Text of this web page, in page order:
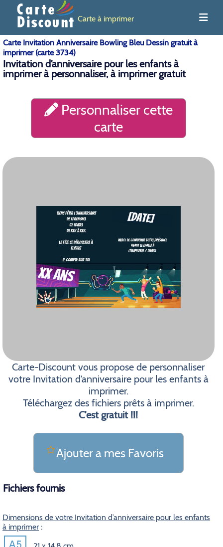
Carte à imprimer
Carte Invitation Anniversaire Bowling Bleu Dessin gratuit à
imprimer (carte 3734)
Invitation d’anniversaire pour les enfants à
imprimer à personnaliser, à imprimer gratuit
Personnaliser cette
carte
Carte-Discount vous propose de personnaliser
votre Invitation d’anniversaire pour les enfants à
imprimer.
Téléchargez des fichiers prêts à imprimer.
C'est gratuit !!!
Ajouter a mes Favoris
Fichiers fournis
Dimensions de votre Invitation d’anniversaire pour les enfants
à imprimer :